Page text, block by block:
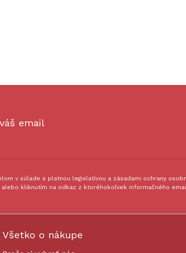
email
v súlade s platnou legislatívou a zásadami ochrany
kliknutím na odkaz z ktoréhokoľvek informačného
Všetko o nákupe